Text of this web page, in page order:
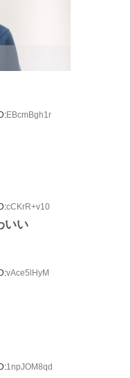
EBcmBgh1r
cCKrR+v10
いい
vAce5lHyM
1npJOM8qd